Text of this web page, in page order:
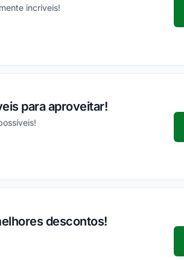
incríveis!
para aproveitar!
descontos!